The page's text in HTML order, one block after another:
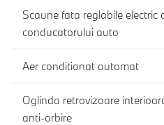
Scaune fata reglabile
conducatorului auto
Aer conditionat automat
Oglinda retrovizoare
anti-orbire